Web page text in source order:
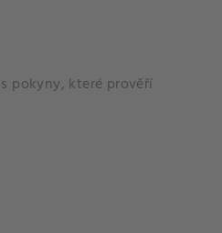
pokyny, které prověří